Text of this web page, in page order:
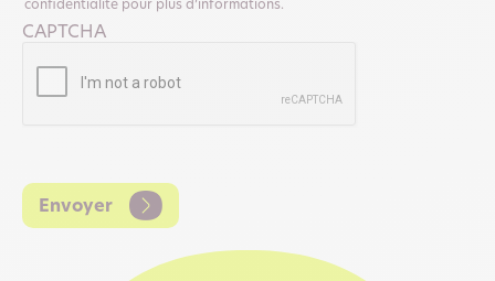
confidentialité pour plus d’informations.
CAPTCHA